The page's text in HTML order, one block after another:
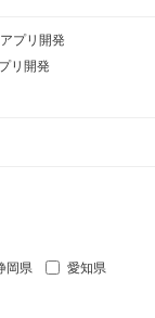
プリ開発
リ開発
岡県
愛知県